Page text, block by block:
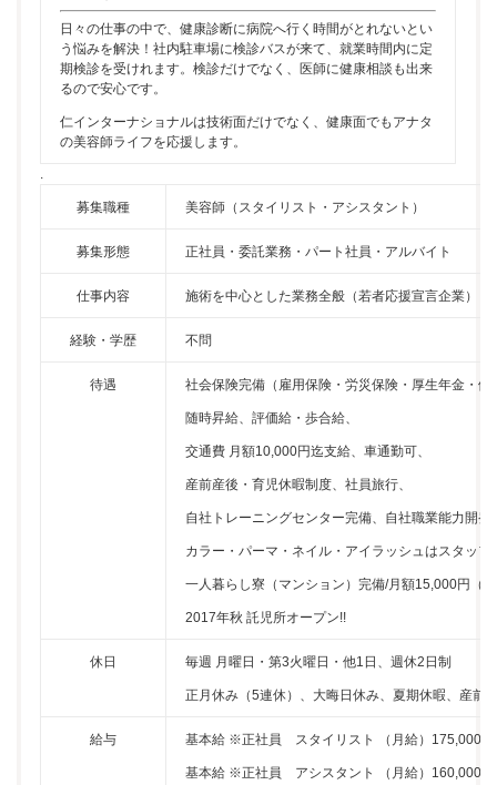
日々の仕事の中で、健康診断に病院へ行く時間がとれないとい
う悩みを解決！社内駐車場に検診バスが来て、就業時間内に定
期検診を受けれます。検診だけでなく、医師に健康相談も出来
るので安心です。
仁インターナショナルは技術面だけでなく、健康面でもアナタ
の美容師ライフを応援します。
.
募集職種 美容師（スタイリスト・アシスタント）
募集形態 正社員・委託業務・パート社員・アルバイト
仕事内容 施術を中心とした業務全般（若者応援宣言企業）
経験・学歴 不問
待遇 社会保険完備（雇用保険・労災保険・厚生年金・健
随時昇給、評価給・歩合給、
交通費 月額10,000円迄支給、車通勤可、
産前産後・育児休暇制度、社員旅行、
自社トレーニングセンター完備、自社職業能力開
カラー・パーマ・ネイル・アイラッシュはスタッ
一人暮らし寮（マンション）完備/月額15,000円（
2017年秋 託児所オープン!!
休日 毎週 月曜日・第3火曜日・他1日、週休2日制
正月休み（5連休）、大晦日休み、夏期休暇、産前
給与 基本給 ※正社員 スタイリスト （月給）175,000円
基本給 ※正社員 アシスタント （月給）160,000円